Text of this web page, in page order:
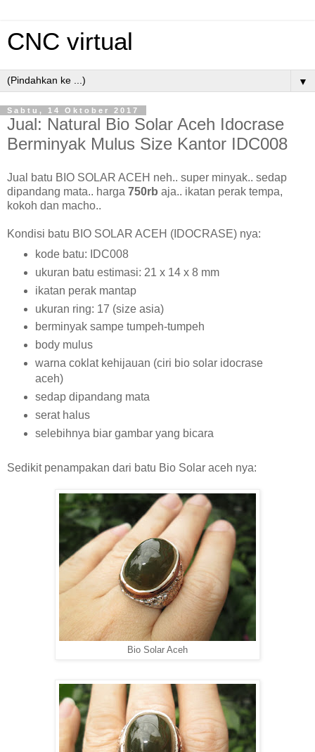
CNC virtual
▼
Sabtu, 14 Oktober 2017
Jual: Natural Bio Solar Aceh Idocrase
Berminyak Mulus Size Kantor IDC008
Jual batu BIO SOLAR ACEH neh.. super minyak.. sedap
dipandang mata.. harga 750rb aja.. ikatan perak tempa,
kokoh dan macho..
Kondisi batu BIO SOLAR ACEH (IDOCRASE) nya:
kode batu: IDC008
ukuran batu estimasi: 21 x 14 x 8 mm
ikatan perak mantap
ukuran ring: 17 (size asia)
berminyak sampe tumpeh-tumpeh
body mulus
warna coklat kehijauan (ciri bio solar idocrase
aceh)
sedap dipandang mata
serat halus
selebihnya biar gambar yang bicara
Sedikit penampakan dari batu Bio Solar aceh nya:
Bio Solar Aceh